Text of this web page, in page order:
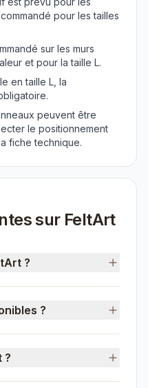
pour les tailles
sur les murs
et pour la taille L.
en taille L, la
peuvent être
le positionnement
fiche technique.
sur FeltArt
?
?
?